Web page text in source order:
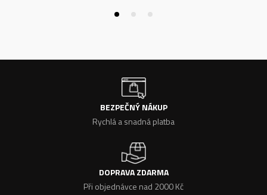
BEZPEČNÝ NÁKUP
Rychlá a snadná platba
DOPRAVA ZDARMA
Při objednávce nad 2000 Kč